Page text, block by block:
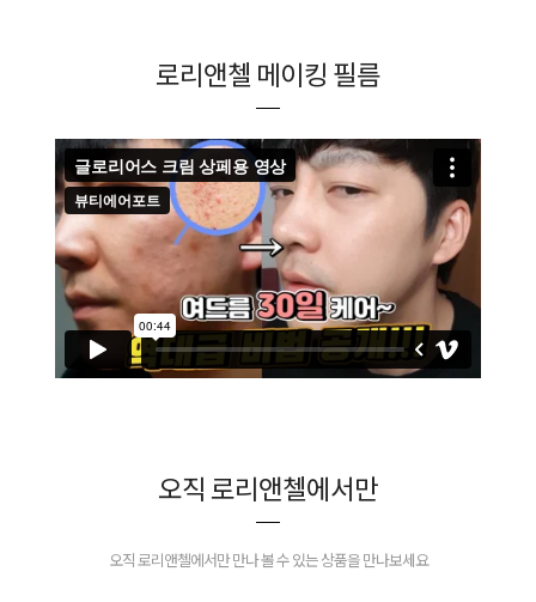
로리앤첼 메이킹 필름
오직 로리앤첼에서만
오직 로리앤첼에서만 만나 볼 수 있는 상품을 만나보세요